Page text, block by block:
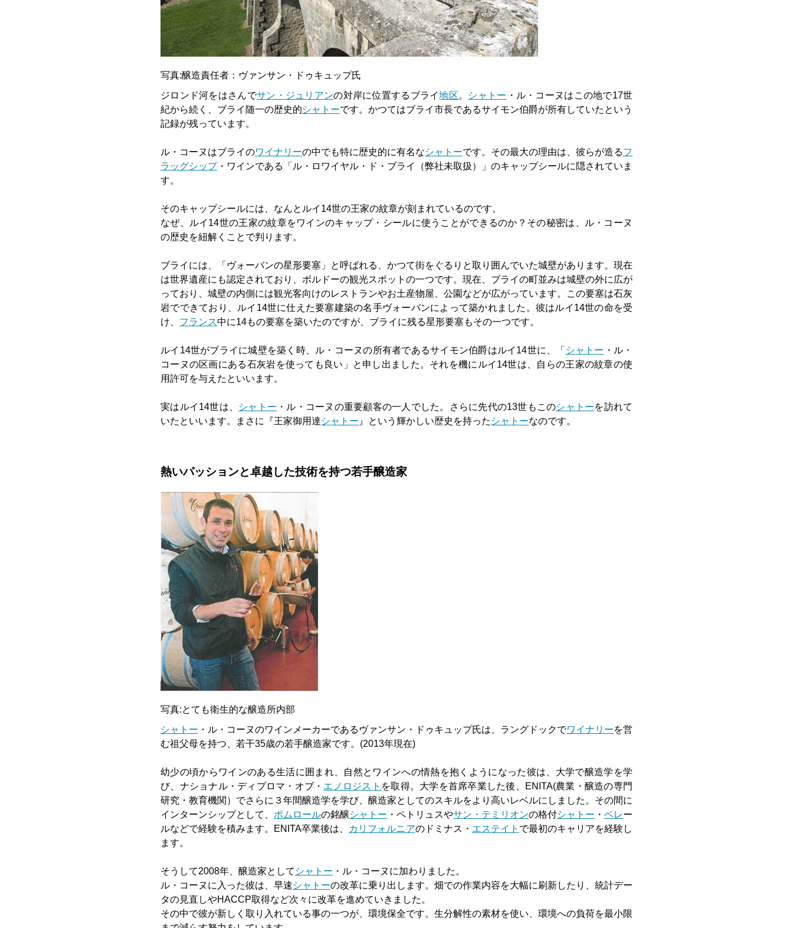
写真:醸造責任者：ヴァンサン・ドゥキュップ氏
ジロンド河をはさんでサン・ジュリアンの対岸に位置するブライ地区。 シャトー ・ル・コーヌはこの地で17世
紀から続く、ブライ随一の歴史的シャトーです。かつてはブライ市長であるサイモン伯爵が所有していたという
記録が残っています。
ル・コーヌはブライのワイナリーの中でも特に歴史的に有名なシャトーです。その最大の理由は、彼らが造るフ
ラッグシップ・ワインである「ル・ロワイヤル・ド・ブライ（弊社未取扱）」のキャップシールに隠されていま
す。
そのキャップシールには、なんとルイ14世の王家の紋章が刻まれているのです。
なぜ、ルイ14世の王家の紋章をワインのキャップ・シールに使うことができるのか？その秘密は、ル・コーヌ
の歴史を紐解くことで判ります。
ブライには、「ヴォーバンの星形要塞」と呼ばれる、かつて街をぐるりと取り囲んでいた城壁があります。現在
は世界遺産にも認定されており、ボルドーの観光スポットの一つです。現在、ブライの町並みは城壁の外に広が
っており、城壁の内側には観光客向けのレストランやお土産物屋、公園などが広がっています。この要塞は石灰
岩でできており、ルイ14世に仕えた要塞建築の名手ヴォーバンによって築かれました。彼はルイ14世の命を受
け、 フランス中に14もの要塞を築いたのですが、ブライに残る星形要塞もその一つです。
ルイ14世がブライに城壁を築く時、ル・コーヌの所有者であるサイモン伯爵はルイ14世に、「 シャトー ・ル・
コーヌの区画にある石灰岩を使っても良い」と申し出ました。それを機にルイ14世は、自らの王家の紋章の使
用許可を与えたといいます。
実はルイ14世は、 シャトー ・ル・コーヌの重要顧客の一人でした。さらに先代の13世もこのシャトーを訪れて
いたといいます。まさに『王家御用達シャトー 』という輝かしい歴史を持った シャトーなのです。
熱いパッションと卓越した技術を持つ若手醸造家
写真:とても衛生的な醸造所内部
シャトー ・ル・コーヌのワインメーカーであるヴァンサン・ドゥキュップ氏は、ラングドックでワイナリーを営
む祖父母を持つ、若干35歳の若手醸造家です。(2013年現在)
幼少の頃からワインのある生活に囲まれ、自然とワインへの情熱を抱くようになった彼は、大学で醸造学を学
び、ナショナル・ディプロマ・オブ・ エノロジスト を取得。大学を首席卒業した後、ENITA(農業・醸造の専門
研究・教育機関）でさらに３年間醸造学を学び、醸造家としてのスキルをより高いレベルにしました。その間に
インターンシップとして、 ポムロールの銘醸シャトー ・ペトリュスやサン・テミリオンの格付シャトー ・ ベレー
ルなどで経験を積みます。ENITA卒業後は、 カリフォルニアのドミナス・ エステイト で最初のキャリアを経験し
ます。
そうして2008年、醸造家として シャトー ・ル・コーヌに加わりました。
ル・コーヌに入った彼は、早速シャトーの改革に乗り出します。畑での作業内容を大幅に刷新したり、統計デー
タの見直しやHACCP取得など次々に改革を進めていきました。
その中で彼が新しく取り入れている事の一つが、環境保全です。生分解性の素材を使い、環境への負荷を最小限